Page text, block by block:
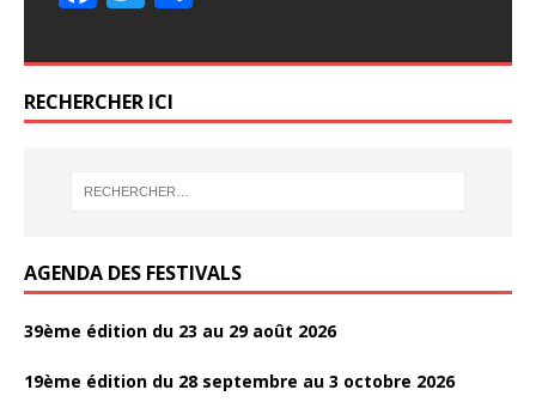
e
b
o
itt
er
ta
RECHERCHER ICI
AGENDA DES FESTIVALS
39ème édition du 23 au 29 août 2026
19ème édition du 28 septembre au 3 octobre 2026